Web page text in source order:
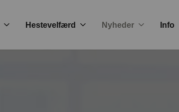
Hestevelfærd Nyheder Info